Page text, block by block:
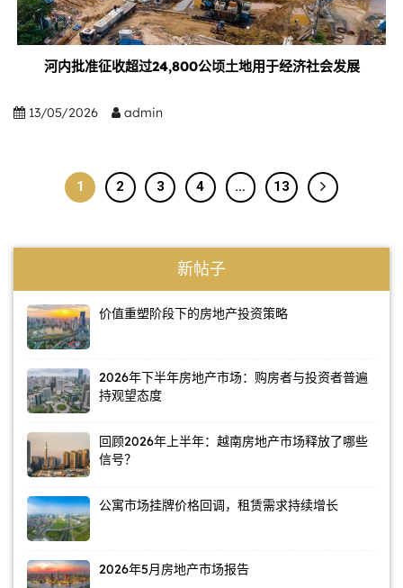
河内批准征收超过24,800公顷土地用于经济社会发展
13/05/2026 admin
1 2 3 4 … 13
新帖子
价值重塑阶段下的房地产投资策略
2026年下半年房地产市场：购房者与投资者普遍
持观望态度
回顾2026年上半年：越南房地产市场释放了哪些
信号？
公寓市场挂牌价格回调，租赁需求持续增长
2026年5月房地产市场报告